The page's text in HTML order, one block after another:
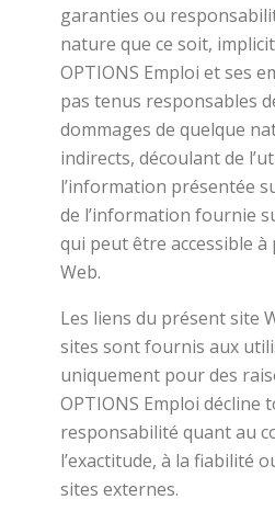
garanties ou
nature que ce soit,
OPTIONS Emploi et ses
pas tenus responsables
dommages de quelque
indirects, découlant de
l’information présentée
de l’information fournie
qui peut être accessible à
Web.
Les liens du présent site
sites sont fournis aux
uniquement pour des
OPTIONS Emploi décline
responsabilité quant au
l’exactitude, à la fiabilité
sites externes.